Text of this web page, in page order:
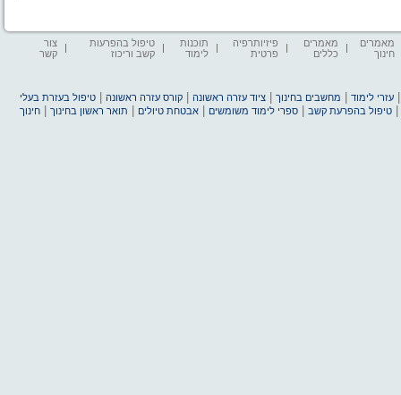
מאמרים
חינוך
מאמרים
כללים
פיזיותרפיה
פרטית
תוכנות
לימוד
טיפול בהפרעות
קשב וריכוז
צור
קשר
עזרי לימוד מחשבים בחינוך |ציוד עזרה ראשונה |קורס עזרה ראשונה |טיפול בעזרת בעלי
|טיפול בהפרעת קשב |ספרי לימוד משומשים |אבטחת טיולים תואר ראשון בחינוך |חינוך